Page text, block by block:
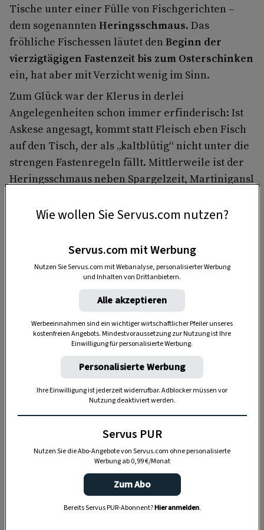
Tische unter einer Fülle von Fischgerichten –
dem sogenannten Heringsschmaus. Das
fröhliche Fischessen läutet den Beginn der
vierzigtägigen Fastenzeit bis zum Osterschinken
ein, hat aber mit Verzicht wenig im Sinn.
Zum Glück war der Klerus in derlei
Angelegenheiten schon immer erfinderisch: Ist
Askese angesagt, kommt statt Fleisch eben Fisch
auf den Tisch, der als „kaltblütig“ nicht unter die
strengen Fastenregeln fällt. Mittlerweile ist der
Heringsschmaus neben Spargelzeit, Martinigansl
persönlich einen Höhepunkt im Küchenjahr
Woher kommt die Bezeichnung
Aschermittwoch?
Wie wollen Sie Servus.com nutzen?
Servus.com mit Werbung
Nutzen Sie Servus.com mit Webanalyse, personalisierter Werbung
und Inhalten von Drittanbietern.
Alle akzeptieren
Werbeeinnahmen sind ein wichtiger wirtschaftlicher Pfeiler unseres
kostenfreien Angebots. Mindestvoraussetzung zur Nutzung ist Ihre
Einwilligung für personalisierte Werbung.
Personalisierte Werbung
Ihre Einwilligung ist jederzeit widerrufbar. Adblocker müssen vor
Nutzung deaktiviert werden.
Servus PUR
Nutzen Sie die Abo-Angebote von Servus.com ohne personalisierte
Werbung ab 0,99 €/Monat
Zum Abo
Bereits Servus PUR-Abonnent?Hier anmelden.